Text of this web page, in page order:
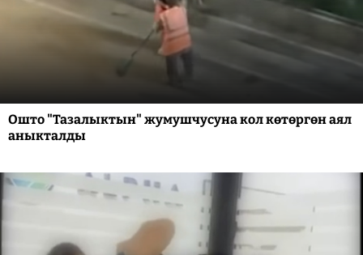
Ошто "Тазалыктын" жумушчусуна кол көтөргөн аял
аныкталды